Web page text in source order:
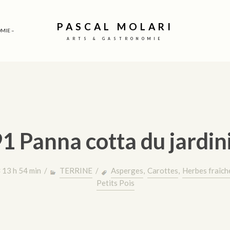
– PASCAL MOLARI
ARTS & GASTRONOMIE
Panna cotta du
13 h 54 min / TERRINE / Asperges, Carottes, Herbes
Petits Pois